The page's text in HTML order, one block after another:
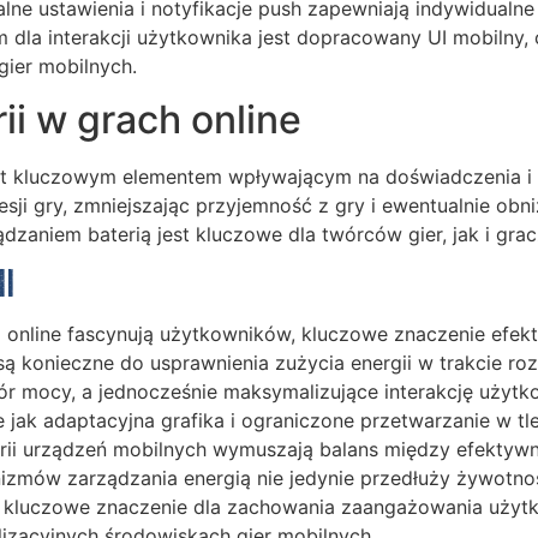
ustawienia i notyfikacje push zapewniają
dla interakcji użytkownika jest dopracowany UI
mobilnych.
w grach online
elementem wpływającym na doświadczenia
gry, zmniejszając przyjemność z gry i ewentualnie
baterią jest kluczowe dla twórców gier, jak i
fascynują użytkowników, kluczowe znaczenie
konieczne do usprawnienia zużycia energii w trakcie
mocy, a jednocześnie maksymalizujące interakcję
jak adaptacyjna grafika i ograniczone przetwarzanie w
urządzeń mobilnych wymuszają balans między
zarządzania energią nie jedynie przedłuży
znaczenie dla zachowania zaangażowania